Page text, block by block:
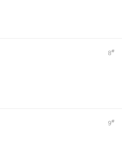
8#
9#